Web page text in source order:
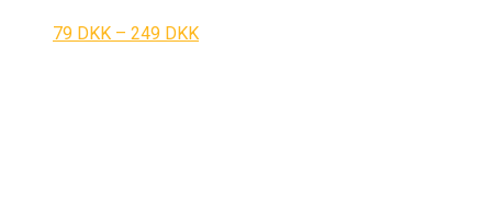
79 DKK – 249 DKK